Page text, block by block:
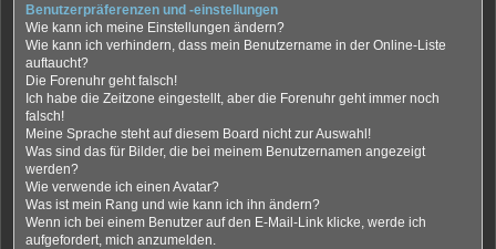
Benutzerpräferenzen und -einstellungen
Wie kann ich meine Einstellungen ändern?
Wie kann ich verhindern, dass mein Benutzername in der Online-Liste
auftaucht?
Die Forenuhr geht falsch!
Ich habe die Zeitzone eingestellt, aber die Forenuhr geht immer noch
falsch!
Meine Sprache steht auf diesem Board nicht zur Auswahl!
Was sind das für Bilder, die bei meinem Benutzernamen angezeigt
werden?
Wie verwende ich einen Avatar?
Was ist mein Rang und wie kann ich ihn ändern?
Wenn ich bei einem Benutzer auf den E-Mail-Link klicke, werde ich
aufgefordert, mich anzumelden.